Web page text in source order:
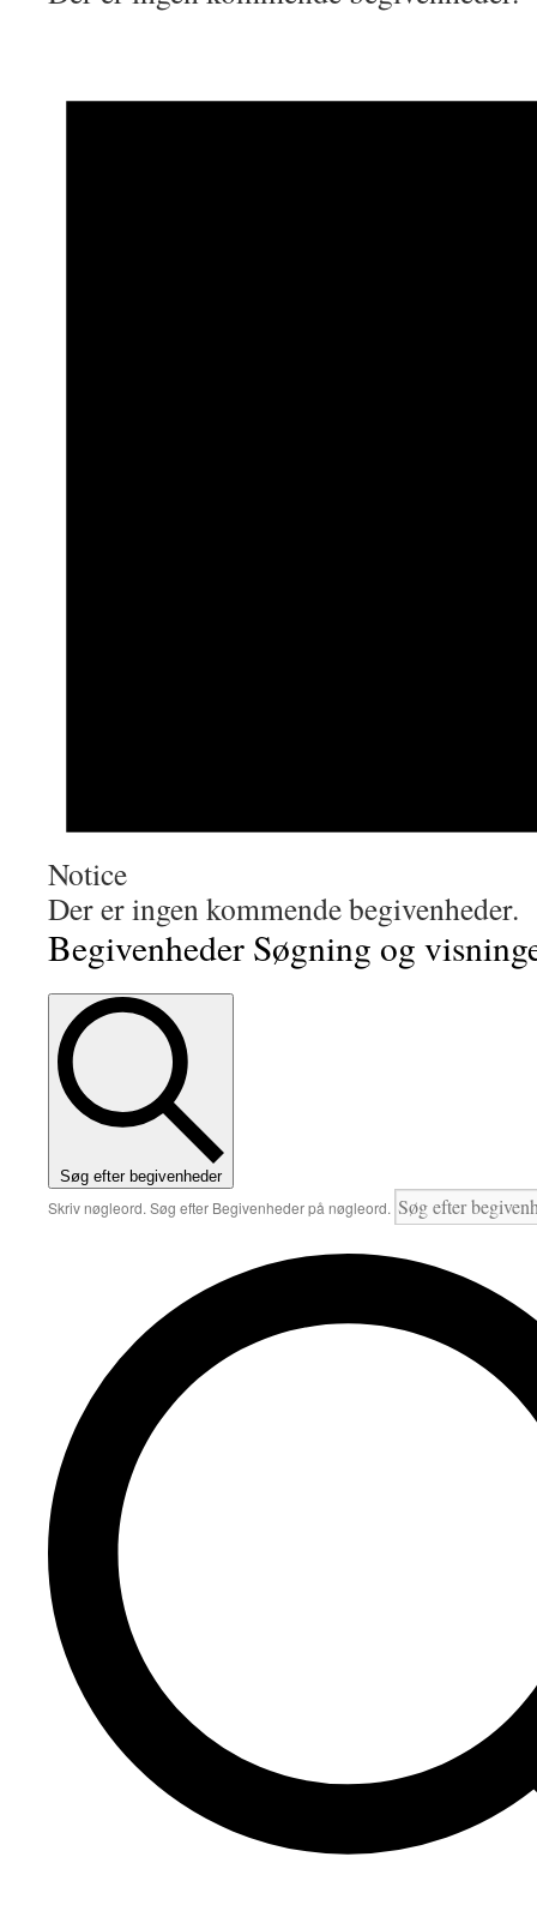
Notice
Der er ingen kommende begivenheder.
Begivenheder Søgning og
Søg efter begivenheder
Skriv nøgleord. Søg efter Begivenheder på nøgleord.